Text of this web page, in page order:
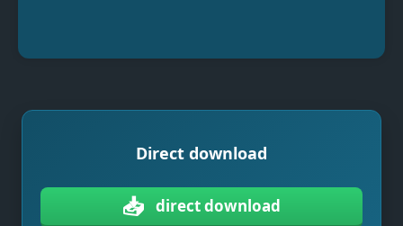
Direct download
📥 direct download